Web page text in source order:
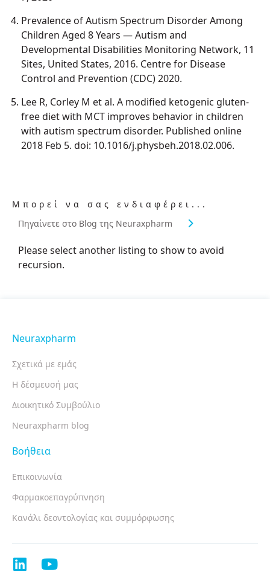
Prevalence of Autism Spectrum Disorder Among
Children Aged 8 Years — Autism and
Developmental Disabilities Monitoring Network, 11
Sites, United States, 2016. Centre for Disease
Control and Prevention (CDC) 2020.
Lee R, Corley M et al. A modified ketogenic gluten-
free diet with MCT improves behavior in children
with autism spectrum disorder. Published online
2018 Feb 5. doi: 10.1016/j.physbeh.2018.02.006.
Μπορεί να σας ενδιαφέρει...
Πηγαίνετε στο Blog της Neuraxpharm
Please select another listing to show to avoid
recursion.
Neuraxpharm
Σχετικά με εμάς
Η δέσμευσή μας
Διοικητικό Συμβούλιο
Neuraxpharm blog
Βοήθεια
Επικοινωνία
Φαρμακοεπαγρύπνηση
Κανάλι δεοντολογίας και συμμόρφωσης